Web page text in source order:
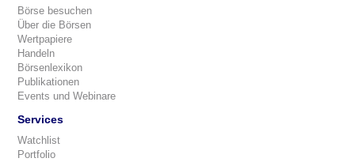
Börse besuchen
Über die Börsen
Wertpapiere
Handeln
Börsenlexikon
Publikationen
Events und Webinare
Services
Watchlist
Portfolio